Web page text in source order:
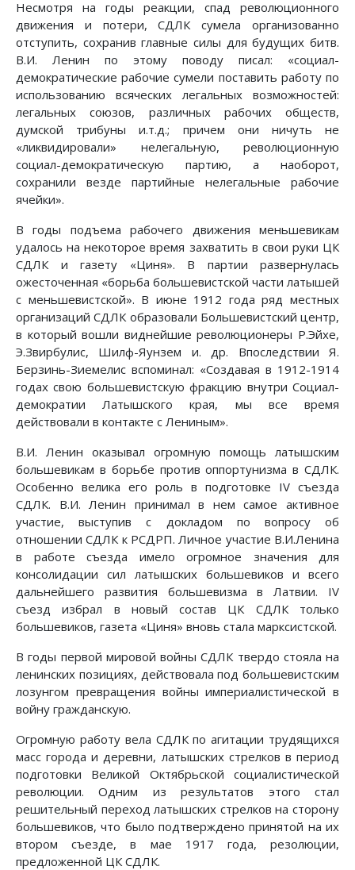
Несмотря на годы реакции, спад революционного
движения и потери, СДЛК сумела организованно
отступить, сохранив главные силы для будущих битв.
В.И. Ленин по этому поводу писал: «социал-
демократические рабочие сумели поставить работу по
использованию всяческих легальных возможностей:
легальных союзов, различных рабочих обществ,
думской трибуны и.т.д.; причем они ничуть не
«ликвидировали» нелегальную, революционную
социал-демократическую партию, а наоборот,
сохранили везде партийные нелегальные рабочие
ячейки».
В годы подъема рабочего движения меньшевикам
удалось на некоторое время захватить в свои руки ЦК
СДЛК и газету «Циня». В партии развернулась
ожесточенная «борьба большевистской части латышей
с меньшевистской». В июне 1912 года ряд местных
организаций СДЛК образовали Большевистский центр,
в который вошли виднейшие революционеры Р.Эйхе,
Э.Звирбулис, Шилф-Яунзем и. др. Впоследствии Я.
Берзинь-Зиемелис вспоминал: «Создавая в 1912-1914
годах свою большевистскую фракцию внутри Социал-
демократии Латышского края, мы все время
действовали в контакте с Лениным».
В.И. Ленин оказывал огромную помощь латышским
большевикам в борьбе против оппортунизма в СДЛК.
Особенно велика его роль в подготовке IV съезда
СДЛК. В.И. Ленин принимал в нем самое активное
участие, выступив с докладом по вопросу об
отношении СДЛК к РСДРП. Личное участие В.И.Ленина
в работе съезда имело огромное значения для
консолидации сил латышских большевиков и всего
дальнейшего развития большевизма в Латвии. IV
съезд избрал в новый состав ЦК СДЛК только
большевиков, газета «Циня» вновь стала марксистской.
В годы первой мировой войны СДЛК твердо стояла на
ленинских позициях, действовала под большевистским
лозунгом превращения войны империалистической в
войну гражданскую.
Огромную работу вела СДЛК по агитации трудящихся
масс города и деревни, латышских стрелков в период
подготовки Великой Октябрьской социалистической
революции. Одним из результатов этого стал
решительный переход латышских стрелков на сторону
большевиков, что было подтверждено принятой на их
втором съезде, в мае 1917 года, резолюции,
предложенной ЦК СДЛК.